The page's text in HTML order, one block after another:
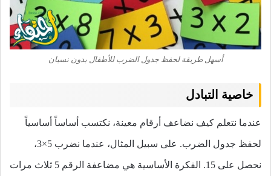
أسهل طريقة لحفظ جدول الضرب للأطفال بدون نسيان
خاصية التبادل
عندما نتعلم كيف نضاعف أرقام معينة، نكتسب أساساً أساسياً
لحفظ جدول الضرب. على سبيل المثال، عندما نضرب 5×3،
نحصل على 15. الفكرة الأساسية هي مضاعفة الرقم 5 ثلاث مرات